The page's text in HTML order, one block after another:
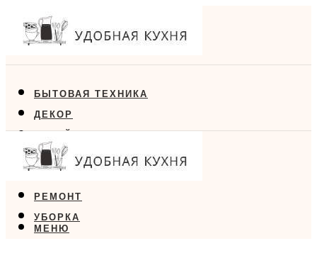
БЫТОВАЯ ТЕХНИКА
ДЕКОР
ДИЗАЙН
ЕДА
РЕМОНТ
УБОРКА
МЕНЮ